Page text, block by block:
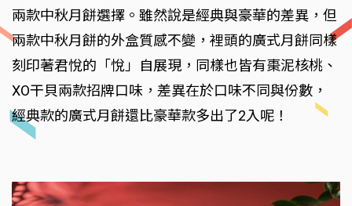
兩款中秋月餅選擇。雖然說是經典與豪華的差異，但
兩款中秋月餅的外盒質感不變，裡頭的廣式月餅同樣
刻印著君悅的「悅」自展現，同樣也皆有棗泥核桃、
XO干貝兩款招牌口味，差異在於口味不同與份數，
經典款的廣式月餅還比豪華款多出了2入呢！